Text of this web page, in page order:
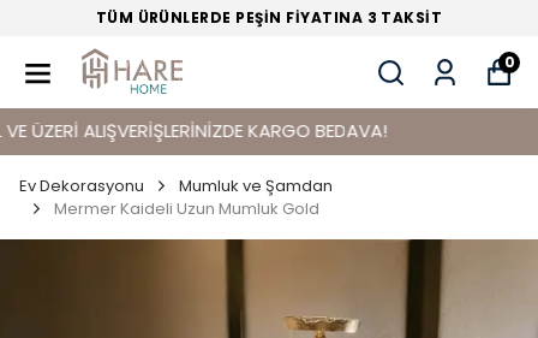
TÜM ÜRÜNLERDE PEŞİN FİYATINA 3 TAKSİT
0
ALIŞVERİŞLERİNİZDE KARGO BEDAVA!
Ev Dekorasyonu
Mumluk ve Şamdan
Mermer Kaideli Uzun Mumluk Gold